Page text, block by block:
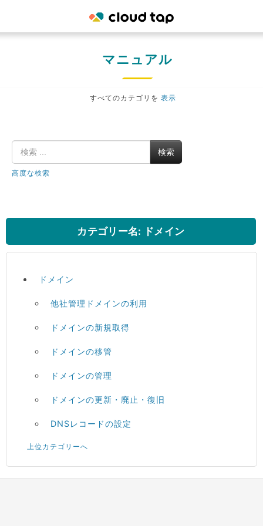
マニュアル
すべてのカテゴリを 表示
検索
高度な検索
カテゴリー名: ドメイン
ドメイン
他社管理ドメインの利用
ドメインの新規取得
ドメインの移管
ドメインの管理
ドメインの更新・廃止・復旧
DNSレコードの設定
上位カテゴリーへ